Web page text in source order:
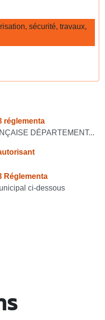
sécurité, travaux,
réglementa
DÉPARTEMENT...
Réglementa
ci-dessous